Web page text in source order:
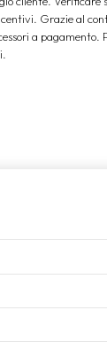
Grazie al
a pagamento.